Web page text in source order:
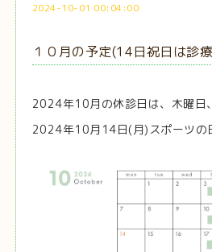
2024-10-01 00:04:00
１０月の予定(14日祝日は診
2024年10月の休診日は、木曜日
2024年10月14日(月)スポーツの